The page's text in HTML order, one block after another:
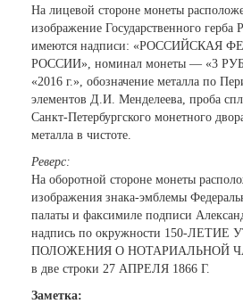
На лицевой стороне монеты
изображение Государственного герба
имеются надписи: «РОССИЙСКАЯ
РОССИИ», номинал монеты — «3
«2016 г.», обозначение металла по
элементов Д.И. Менделеева, проба
Санкт-Петербургского монетного
металла в чистоте
Реверс:
На оборотной стороне монеты
изображения знака-эмблемы
палаты и факсимиле подписи
надпись по окружности 150-ЛЕТИЕ
ПОЛОЖЕНИЯ О НОТАРИАЛЬНОЙ
в две строки 27 АПРЕЛЯ 1866 Г.
Заметка: